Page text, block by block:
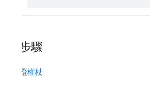
後續步驟
建立驗證權杖